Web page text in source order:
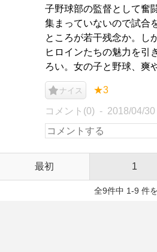
子野球部の監督として奮
集まっていないので試合
ところが若干残念か。し
ヒロインたちの魅力を引
ろい。女の子と野球、爽
ナイス ★3
コメント(0) 2018/04/30
最初 1
全9件中 1-9 件